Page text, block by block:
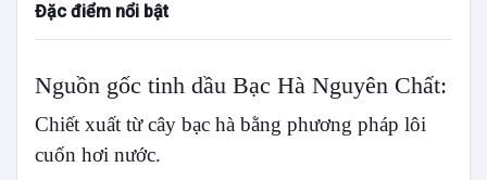
Đặc điểm nổi bật
Nguồn gốc tinh dầu Bạc Hà Nguyên Chất:
Chiết xuất từ cây bạc hà bằng phương pháp lôi
cuốn hơi nước.